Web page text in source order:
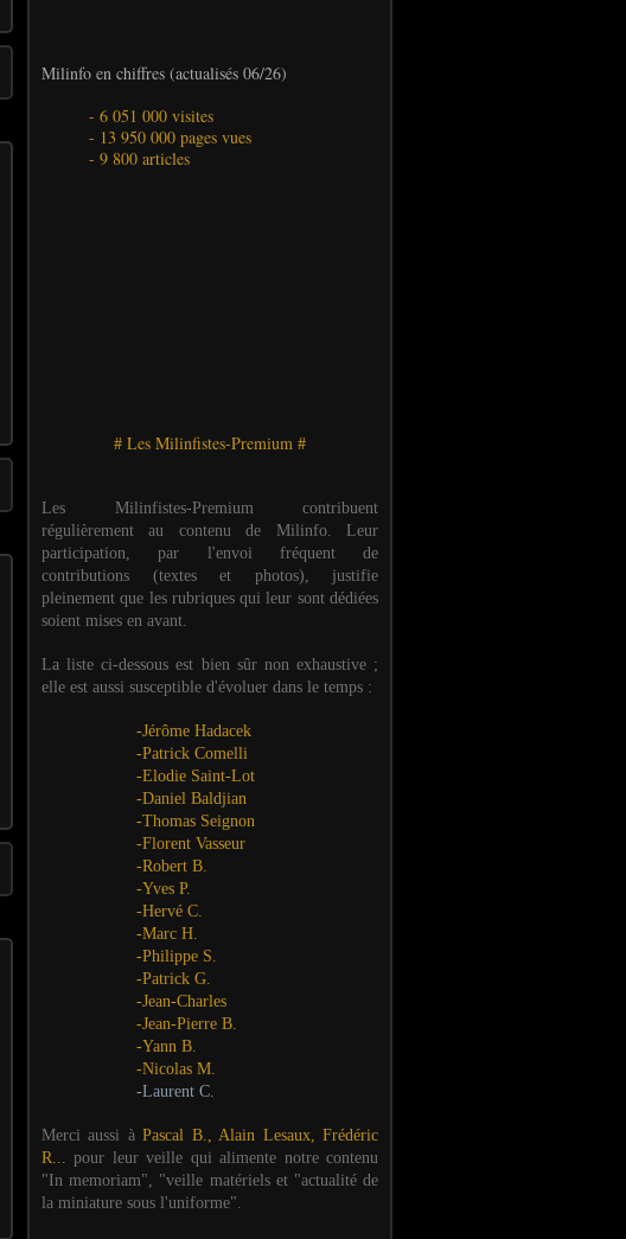
Milinfo en chiffres (actualisés 06/26)
- 6 051 000 visites
- 13 950 000 pages vues
- 9 800 articles
# Les Milinfistes-Premium #
Les Milinfistes-Premium contribuent
régulièrement au contenu de Milinfo. Leur
participation, par l'envoi fréquent de
contributions (textes et photos), justifie
pleinement que les rubriques qui leur sont dédiées
soient mises en avant.
La liste ci-dessous est bien sûr non exhaustive ;
elle est aussi susceptible d'évoluer dans le temps :
-Jérôme Hadacek
-Patrick Comelli
-Elodie Saint-Lot
-Daniel Baldjian
-Thomas Seignon
-Florent Vasseur
-Robert B.
-Yves P.
-Hervé C.
-Marc H.
-Philippe S.
-Patrick G.
-Jean-Charles
-Jean-Pierre B.
-Yann B.
-Nicolas M.
-Laurent C.
Merci aussi àPascal B., Alain Lesaux, Frédéric
R...pour leur veille qui alimente notre contenu
"In memoriam", "veille matériels et "actualité de
la miniature sous l'uniforme".